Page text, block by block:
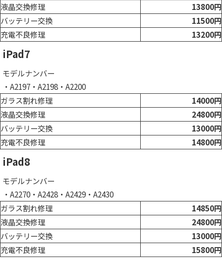
液晶交換修理
13800円
バッテリー交換
11500円
充電不良修理
13200円
iPad7
モデルナンバー
・A2197・A2198・A2200
ガラス割れ修理
14000円
液晶交換修理
24800円
バッテリー交換
13000円
充電不良修理
14800円
iPad8
モデルナンバー
・A2270・A2428・A2429・A2430
ガラス割れ修理
14850円
液晶交換修理
24800円
バッテリー交換
13000円
充電不良修理
15800円